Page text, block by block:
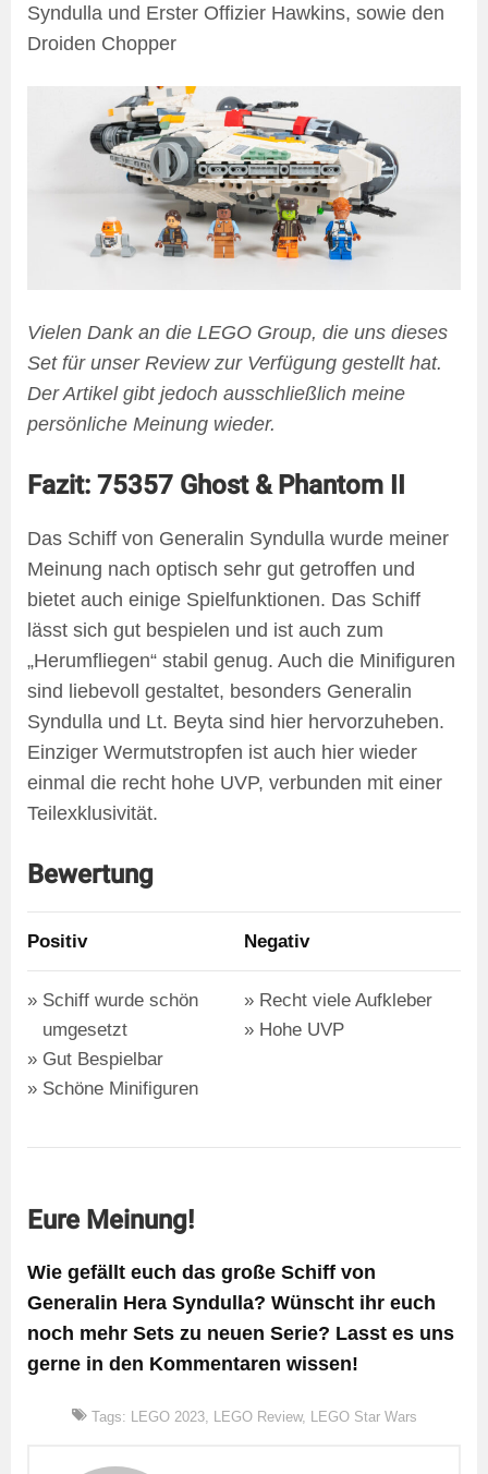
Syndulla und Erster Offizier Hawkins, sowie den
Droiden Chopper
Vielen Dank an die LEGO Group, die uns dieses
Set für unser Review zur Verfügung gestellt hat.
Der Artikel gibt jedoch ausschließlich meine
persönliche Meinung wieder.
Fazit: 75357 Ghost & Phantom II
Das Schiff von Generalin Syndulla wurde meiner
Meinung nach optisch sehr gut getroffen und
bietet auch einige Spielfunktionen. Das Schiff
lässt sich gut bespielen und ist auch zum
„Herumfliegen“ stabil genug. Auch die Minifiguren
sind liebevoll gestaltet, besonders Generalin
Syndulla und Lt. Beyta sind hier hervorzuheben.
Einziger Wermutstropfen ist auch hier wieder
einmal die recht hohe UVP, verbunden mit einer
Teilexklusivität.
Bewertung
Positiv Negativ
Schiff wurde schön
umgesetzt
Gut Bespielbar
Schöne Minifiguren
Recht viele Aufkleber
Hohe UVP
Eure Meinung!
Wie gefällt euch das große Schiff von
Generalin Hera Syndulla? Wünscht ihr euch
noch mehr Sets zu neuen Serie? Lasst es uns
gerne in den Kommentaren wissen!
Tags: LEGO 2023, LEGO Review, LEGO Star Wars